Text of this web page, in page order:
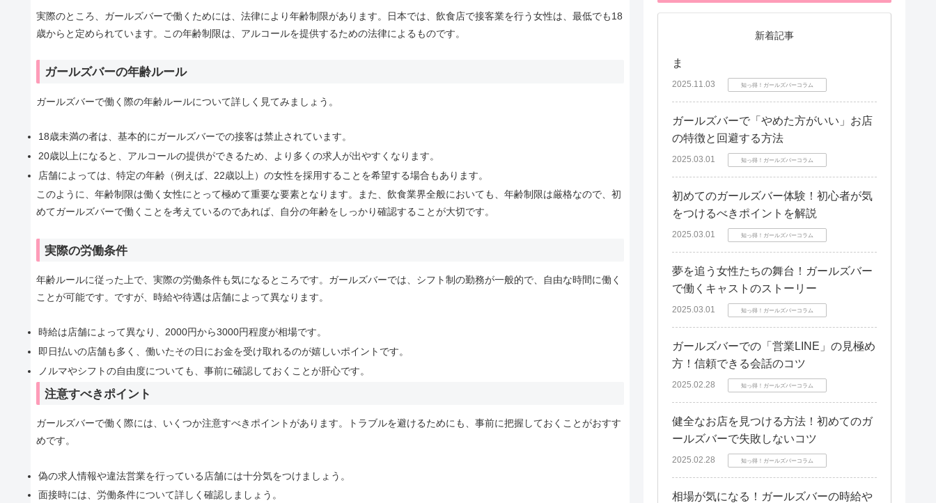
実際のところ、ガールズバーで働くためには、法律により年齢制限があります。日本では、飲食店で接客業を行う女性は、最低でも18
歳からと定められています。この年齢制限は、アルコールを提供するための法律によるものです。
ガールズバーの年齢ルール
ガールズバーで働く際の年齢ルールについて詳しく見てみましょう。
18歳未満の者は、基本的にガールズバーでの接客は禁止されています。
20歳以上になると、アルコールの提供ができるため、より多くの求人が出やすくなります。
店舗によっては、特定の年齢（例えば、22歳以上）の女性を採用することを希望する場合もあります。
このように、年齢制限は働く女性にとって極めて重要な要素となります。また、飲食業界全般においても、年齢制限は厳格なので、初
めてガールズバーで働くことを考えているのであれば、自分の年齢をしっかり確認することが大切です。
実際の労働条件
年齢ルールに従った上で、実際の労働条件も気になるところです。ガールズバーでは、シフト制の勤務が一般的で、自由な時間に働く
ことが可能です。ですが、時給や待遇は店舗によって異なります。
時給は店舗によって異なり、2000円から3000円程度が相場です。
即日払いの店舗も多く、働いたその日にお金を受け取れるのが嬉しいポイントです。
ノルマやシフトの自由度についても、事前に確認しておくことが肝心です。
注意すべきポイント
ガールズバーで働く際には、いくつか注意すべきポイントがあります。トラブルを避けるためにも、事前に把握しておくことがおすす
めです。
偽の求人情報や違法営業を行っている店舗には十分気をつけましょう。
面接時には、労働条件について詳しく確認しましょう。
新着記事
ま
2025.11.03 知っ得！ガールズバーコラム
ガールズバーで「やめた方がいい」お店
の特徴と回避する方法
2025.03.01 知っ得！ガールズバーコラム
初めてのガールズバー体験！初心者が気
をつけるべきポイントを解説
2025.03.01 知っ得！ガールズバーコラム
夢を追う女性たちの舞台！ガールズバー
で働くキャストのストーリー
2025.03.01 知っ得！ガールズバーコラム
ガールズバーでの「営業LINE」の見極め
方！信頼できる会話のコツ
2025.02.28 知っ得！ガールズバーコラム
健全なお店を見つける方法！初めてのガ
ールズバーで失敗しないコツ
2025.02.28 知っ得！ガールズバーコラム
相場が気になる！ガールズバーの時給や